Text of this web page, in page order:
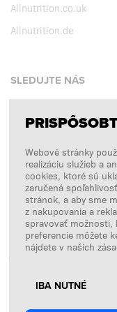
Allnutrition.co.uk
Allnutrition.de
SLEDUJTE NÁS
Facebook
Instagram
PLATBY SPRACÚVA
Webové stránky
realizáciu služieb a
cookies, ktoré sú
zaručená
stránok, a aby sme
z nakupovania a
spravovať možnosti,
preferencie môžete
nájdete v našich
IBA NUTNÉ